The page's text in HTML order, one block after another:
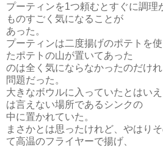
プーティンを1つ頼むとすぐに調理
ものすごく気になることが
あった。
プーティンは二度揚げのポテトを
たポテトの山が置いてあった
のは全く気にならなかったのだけ
問題だった。
大きなボウルに入っていたとはい
は言えない場所であるシンクの
中に置かれていた。
まさかとは思ったけれど、やはり
て高温のフライヤーで揚げ、